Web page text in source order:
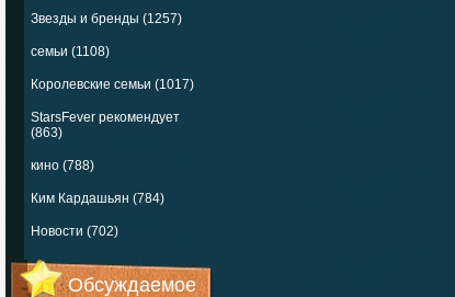
Звезды и бренды (1257)
семьи (1108)
Королевские семьи (1017)
StarsFever рекомендует
(863)
кино (788)
Ким Кардашьян (784)
Новости (702)
Обсуждаемое